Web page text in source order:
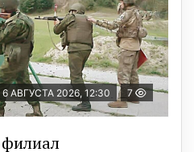
6 АВГУСТА 2026, 12:30 7